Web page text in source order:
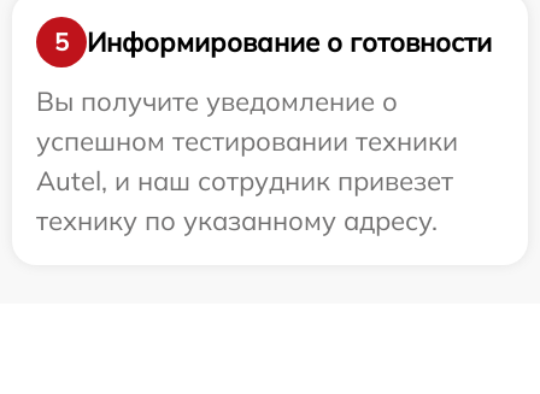
5
Информирование о готовности
Вы получите уведомление о
успешном тестировании техники
Autel, и наш сотрудник привезет
технику по указанному адресу.